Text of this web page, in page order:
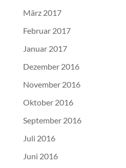
März 2017
Februar 2017
Januar 2017
Dezember 2016
November 2016
Oktober 2016
September 2016
Juli 2016
Juni 2016